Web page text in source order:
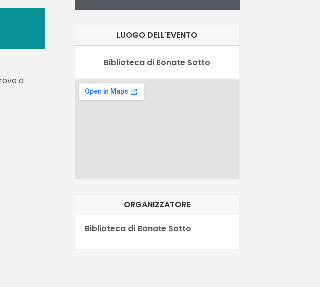
a
LUOGO DELL'EVENTO
Biblioteca di Bonate Sotto
ORGANIZZATORE
Biblioteca di Bonate Sotto